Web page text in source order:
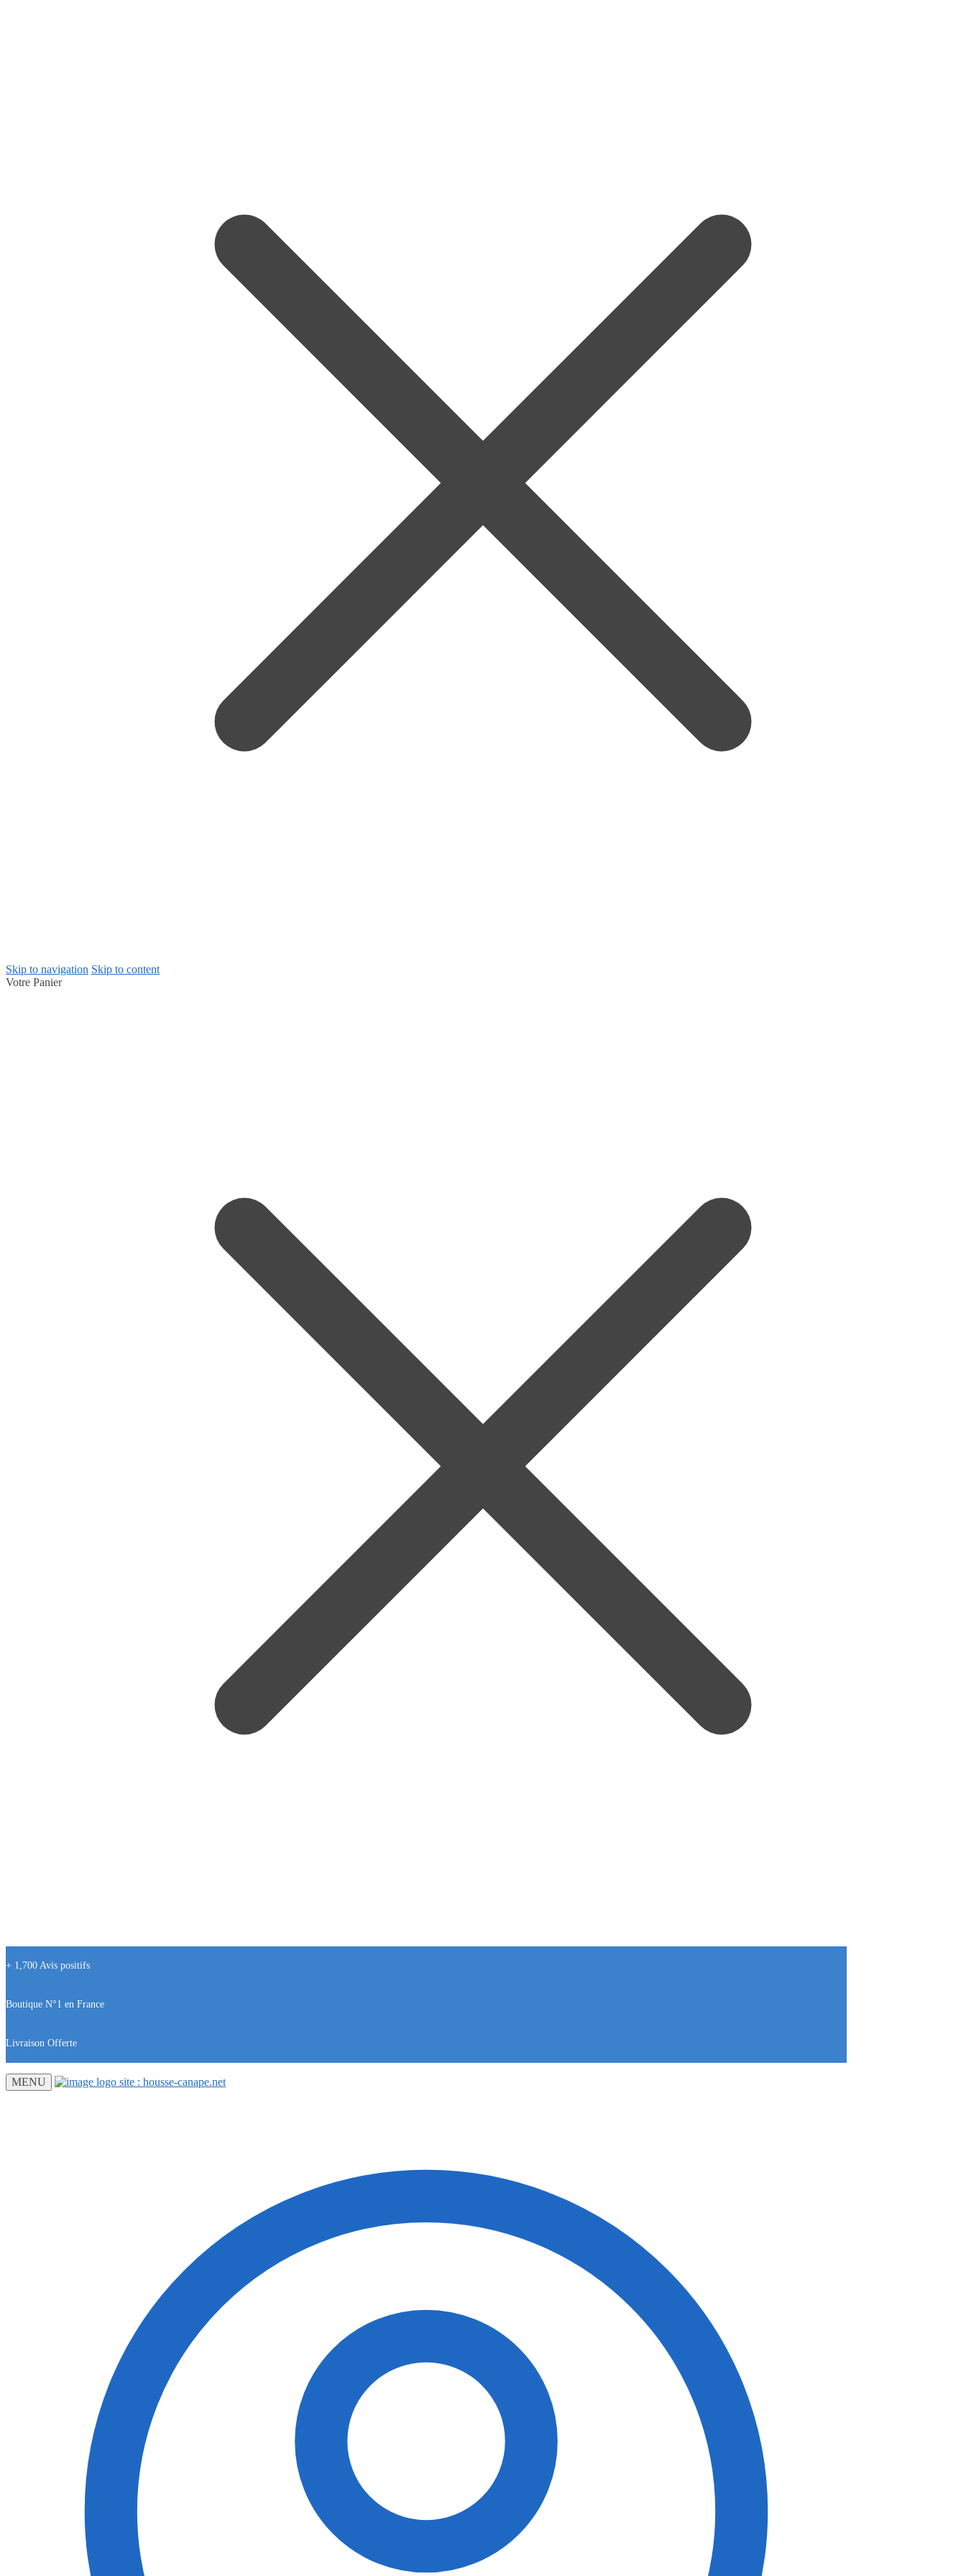
Skip to navigation Skip to content
Votre Panier
+ 1,700 Avis positifs
Boutique N°1 en France
Livraison Offerte
MENU